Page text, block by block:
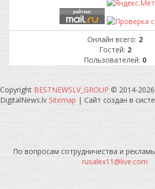
Онлайн всего: 2
Гостей: 2
Пользователей: 0
Copyright BESTNEWSLV_GROUP © 2014-2026.
DigitalNews.lv Sitemap | Сайт создан в
По вопросам сотрудничества и
rusalex11@live.com